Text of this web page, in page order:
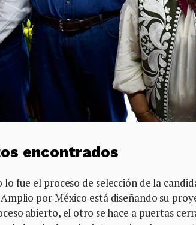
encontrados
fue el proceso de selección de la
por México está diseñando su
abierto, el otro se hace a puertas